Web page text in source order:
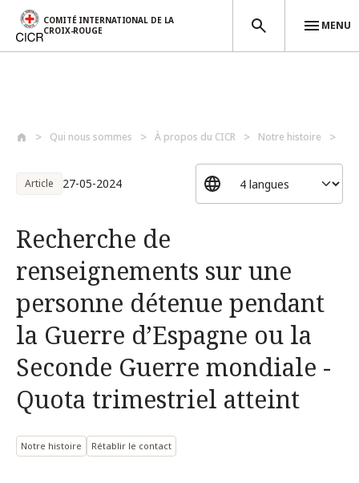
COMITÉ INTERNATIONAL DE LA
CROIX-ROUGE
MENU
Qui nous sommes À propos du CICR Notre histoire
Article 27-05-2024
Recherche de
renseignements sur une
personne détenue pendant
la Guerre d’Espagne ou la
Seconde Guerre mondiale -
Quota trimestriel atteint
Notre histoire Rétablir le contact